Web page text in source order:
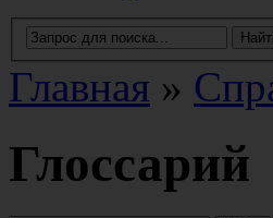
Главная »
Глоссарий